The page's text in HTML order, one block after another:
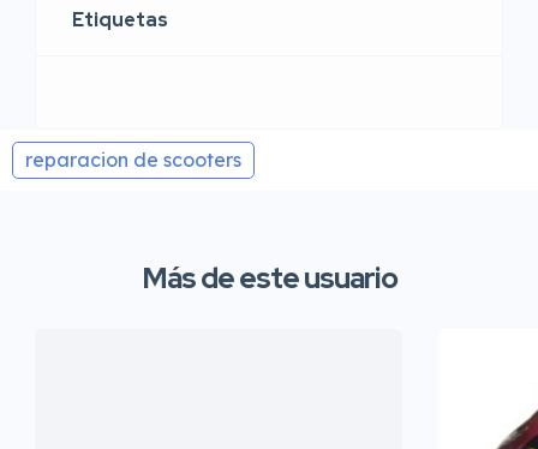
Etiquetas
reparacion de scooters
Más de este usuario